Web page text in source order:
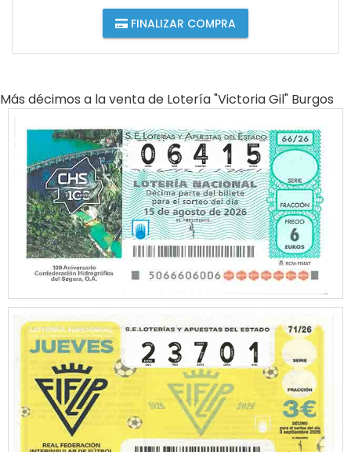
FINALIZAR COMPRA
Más décimos a la venta de Lotería "victoria Gil" Burgos